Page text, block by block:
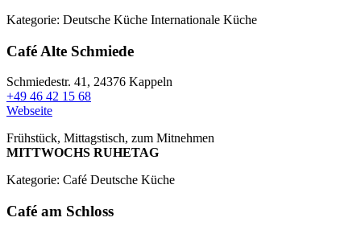
Kategorie: Deutsche Küche Internationale Küche
Café Alte Schmiede
Schmiedestr. 41, 24376 Kappeln
+49 46 42 15 68
Webseite
Frühstück, Mittagstisch, zum Mitnehmen
MITTWOCHS RUHETAG
Kategorie: Café Deutsche Küche
Café am Schloss